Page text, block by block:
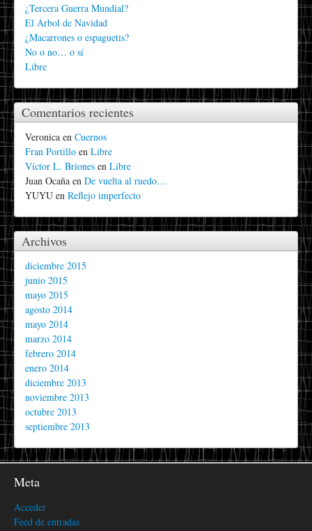
¿Tercera Guerra Mundial?
El Árbol de Navidad
¿Macarrones o espaguetis?
No o no… o sí
Libre
Comentarios recientes
Veronica en Cuernos
Fran Portillo en Libre
Víctor L. Briones en Libre
Juan Ocaña en De vuelta al ruedo…
YUYU en Reflejo imperfecto
Archivos
diciembre 2015
junio 2015
mayo 2015
agosto 2014
mayo 2014
marzo 2014
febrero 2014
enero 2014
diciembre 2013
noviembre 2013
octubre 2013
septiembre 2013
Meta
Acceder
Feed de entradas